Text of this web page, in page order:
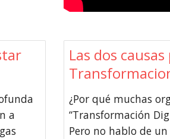
a
Las dos
¿Por qué muchas
“Transformación
Pero no hablo de